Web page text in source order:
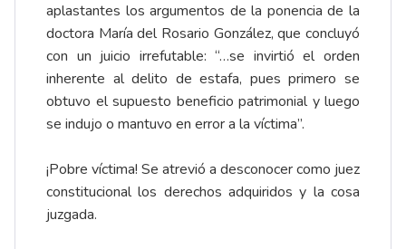
aplastantes los argumentos de la ponencia de la
doctora María del Rosario González, que concluyó
con un juicio irrefutable: “…se invirtió el orden
inherente al delito de estafa, pues primero se
obtuvo el supuesto beneficio patrimonial y luego
se indujo o mantuvo en error a la víctima”.
¡Pobre víctima! Se atrevió a desconocer como juez
constitucional los derechos adquiridos y la cosa
juzgada.